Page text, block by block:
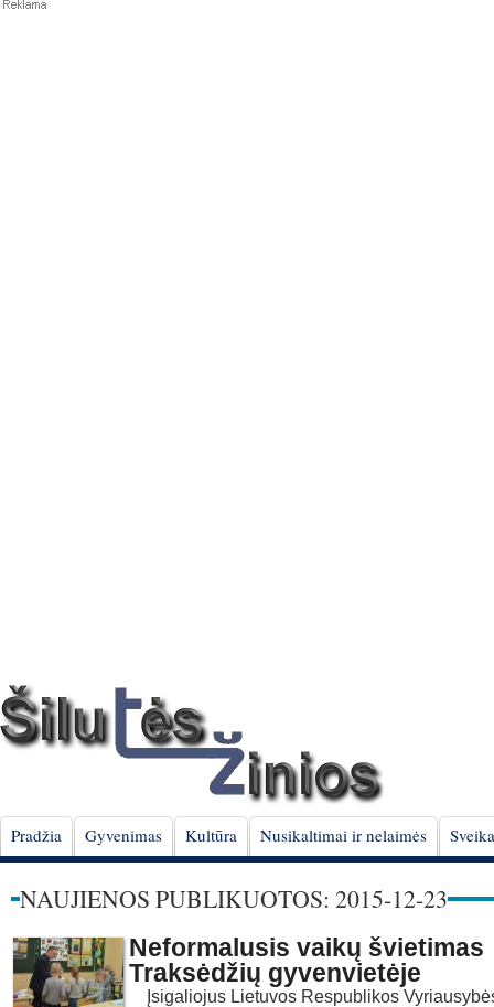
Pradžia Gyvenimas Kultūra Nusikaltimai ir nelaimės
NAUJIENOS PUBLIKUOTOS: 2015-12-23
Neformalusis vaikų švietimas
Traksėdžių gyvenvietėje
Įsigaliojus Lietuvos Respublikos